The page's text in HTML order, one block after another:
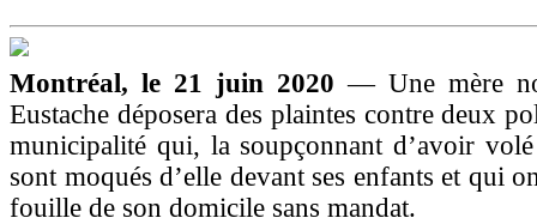
Montréal, le 21 juin 2020— Une mère
Eustache déposera des plaintes contre deux
municipalité qui, la soupçonnant d’avoir
sont moqués d’elle devant ses enfants et qui
fouille de son domicile sans mandat.